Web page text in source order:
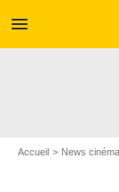
menu
Accueil News